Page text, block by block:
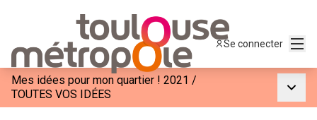
Se connecter
Mes idées pour mon quartier ! 2021 /
TOUTES VOS IDÉES